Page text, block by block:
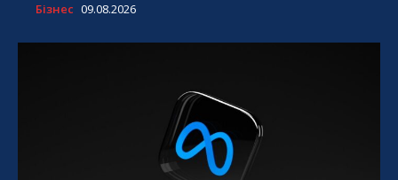
Бізнес 09.08.2026